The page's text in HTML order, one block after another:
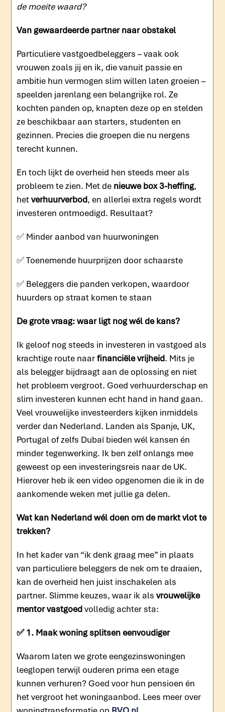
de moeite waard?
Van gewaardeerde partner naar obstakel
Particuliere vastgoedbeleggers – vaak ook
vrouwen zoals jij en ik, die vanuit passie en
ambitie hun vermogen slim willen laten groeien –
speelden jarenlang een belangrijke rol. Ze
kochten panden op, knapten deze op en stelden
ze beschikbaar aan starters, studenten en
gezinnen. Precies die groepen die nu nergens
terecht kunnen.
En toch lijkt de overheid hen steeds meer als
probleem te zien. Met de nieuwe box 3-heffing,
hetverhuurverbod, en allerlei extra regels wordt
investeren ontmoedigd. Resultaat?
✅ Minder aanbod van huurwoningen
✅ Toenemende huurprijzen door schaarste
✅ Beleggers die panden verkopen, waardoor
huurders op straat komen te staan
De grote vraag: waar ligt nog wél de kans?
Ik geloof nog steeds in investeren in vastgoed als
krachtige route naarfinanciële vrijheid. Mits je
als belegger bijdraagt aan de oplossing en niet
het probleem vergroot. Goed verhuurderschap en
slim investeren kunnen echt hand in hand gaan.
Veel vrouwelijke investeerders kijken inmiddels
verder dan Nederland. Landen als Spanje, UK,
Portugal of zelfs Dubaï bieden wél kansen én
minder tegenwerking. Ik ben zelf onlangs mee
geweest op een investeringsreis naar de UK.
Hierover heb ik een video opgenomen die ik in de
aankomende weken met jullie ga delen.
Wat kan Nederland wél doen om de markt vlot te
trekken?
In het kader van “ik denk graag mee” in plaats
van particuliere beleggers de nek om te draaien,
kan de overheid hen juist inschakelen als
partner. Slimme keuzes, waar ik alsvrouwelijke
mentor vastgoedvolledig achter sta:
✅ 1. Maak woning splitsen eenvoudiger
Waarom laten we grote eengezinswoningen
leeglopen terwijl ouderen prima een etage
kunnen verhuren? Goed voor hun pensioen én
het vergroot het woningaanbod. Lees meer over